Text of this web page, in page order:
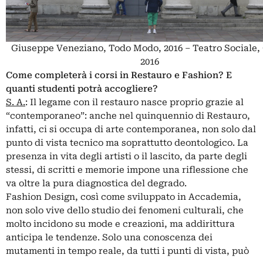
Giuseppe Veneziano, Todo Modo, 2016 – Teatro Sociale,
2016
Come completerà i corsi in Restauro e Fashion? E
quanti studenti potrà accogliere?
S. A.: Il legame con il restauro nasce proprio grazie al
“contemporaneo”: anche nel quinquennio di Restauro,
infatti, ci si occupa di arte contemporanea, non solo dal
punto di vista tecnico ma soprattutto deontologico. La
presenza in vita degli artisti o il lascito, da parte degli
stessi, di scritti e memorie impone una riflessione che
va oltre la pura diagnostica del degrado.
Fashion Design, così come sviluppato in Accademia,
non solo vive dello studio dei fenomeni culturali, che
molto incidono su mode e creazioni, ma addirittura
anticipa le tendenze. Solo una conoscenza dei
mutamenti in tempo reale, da tutti i punti di vista, può